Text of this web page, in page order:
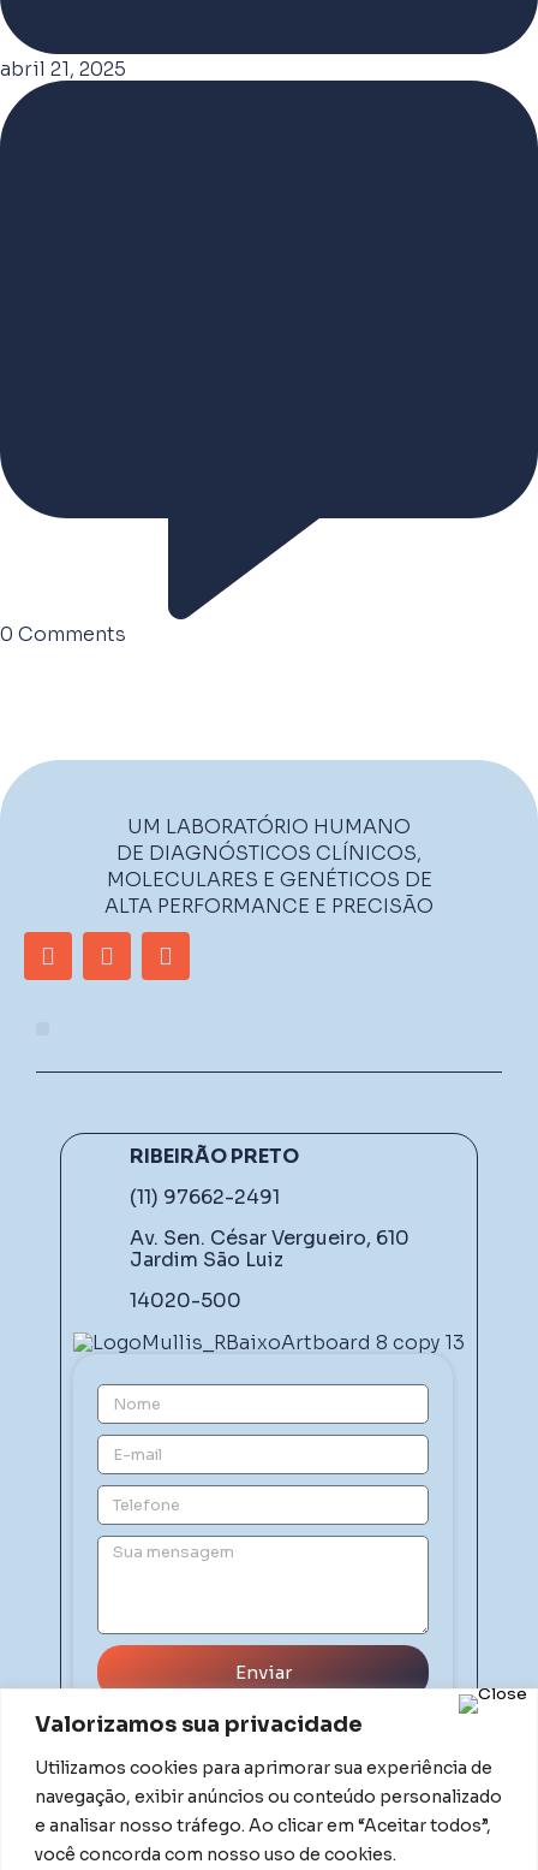
Valorizamos sua privacidade
Utilizamos cookies para aprimorar sua experiência de
navegação, exibir anúncios ou conteúdo personalizado
e analisar nosso tráfego. Ao clicar em “Aceitar todos”,
você concorda com nosso uso de cookies.
abril 21, 2025
0 Comments
UM LABORATÓRIO HUMANO
DE DIAGNÓSTICOS CLÍNICOS,
MOLECULARES E GENÉTICOS DE
ALTA PERFORMANCE E PRECISÃO
RIBEIRÃO PRETO
(11) 97662-2491
Av. Sen. César Vergueiro, 610
Jardim São Luiz
14020-500
Enviar